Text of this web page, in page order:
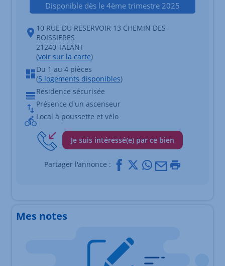
Disponible dès le 4ème trimestre 2025
10 RUE DU RESERVOIR 13 CHEMIN DES
BOISSIERES
21240 TALANT
(voir sur la carte)
Du 1 au 4 pièces
(5 logements disponibles)
Résidence sécurisée
Présence d'un ascenseur
Local à poussette et vélo
Je suis intéressé(e) par ce bien
Partager l'annonce : Facebook
X Whatsapp
Mail
Mes notes